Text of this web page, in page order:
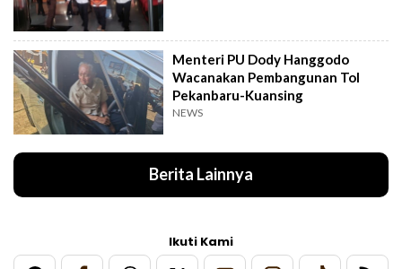
Menteri PU Dody Hanggodo
Wacanakan Pembangunan Tol
Pekanbaru-Kuansing
NEWS
Berita Lainnya
Ikuti Kami